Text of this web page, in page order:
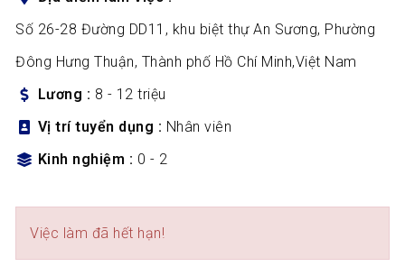
Số 26-28 Đường DD11, khu biệt thự An Sương, Phường
Đông Hưng Thuận, Thành phố Hồ Chí Minh,Việt Nam
Lương
8 - 12 triệu
Vị trí tuyển dụng
Nhân viên
Kinh nghiệm
0 - 2
Việc làm đã hết hạn!